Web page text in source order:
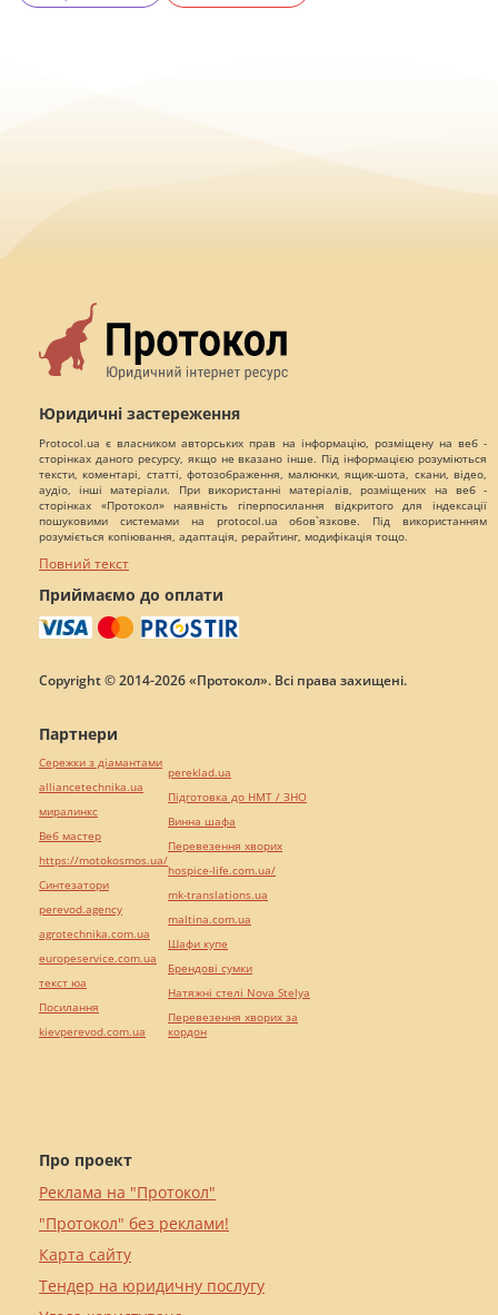
Юридичні застереження
Protocol.ua є власником авторських прав на інформацію, розміщену на веб -
сторінках даного ресурсу, якщо не вказано інше. Під інформацією розуміються
тексти, коментарі, статті, фотозображення, малюнки, ящик-шота, скани, відео,
аудіо, інші матеріали. При використанні матеріалів, розміщених на веб -
сторінках «Протокол» наявність гіперпосилання відкритого для індексації
пошуковими системами на protocol.ua обов`язкове. Під використанням
розуміється копіювання, адаптація, рерайтинг, модифікація тощо.
Повний текст
Приймаємо до оплати
Copyright © 2014-2026 «Протокол». Всі права захищені.
Про проект
Реклама на "Протокол"
"Протокол" без реклами!
Карта сайту
Тендер на юридичну послугу
Партнери
Сережки з діамантами
alliancetechnika.ua
миралинкс
Веб мастер
https://motokosmos.ua/
Синтезатори
perevod.agency
agrotechnika.com.ua
europeservice.com.ua
текст юа
Посилання
kievperevod.com.ua
pereklad.ua
Підготовка до НМТ / ЗНО
Винна шафа
Перевезення хворих
hospice-life.com.ua/
mk-translations.ua
maltina.com.ua
Шафи купе
Брендові сумки
Натяжні стелі Nova Stelya
Перевезення хворих за
кордон